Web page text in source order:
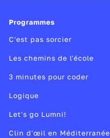
Programmes
C'est pas sorcier
Les chemins de l'école
3 minutes pour coder
Logique
Let's go Lumni!
Clin d'œil en Méditerranée